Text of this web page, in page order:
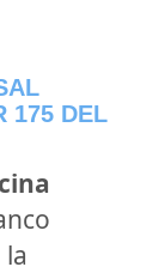
175 DEL